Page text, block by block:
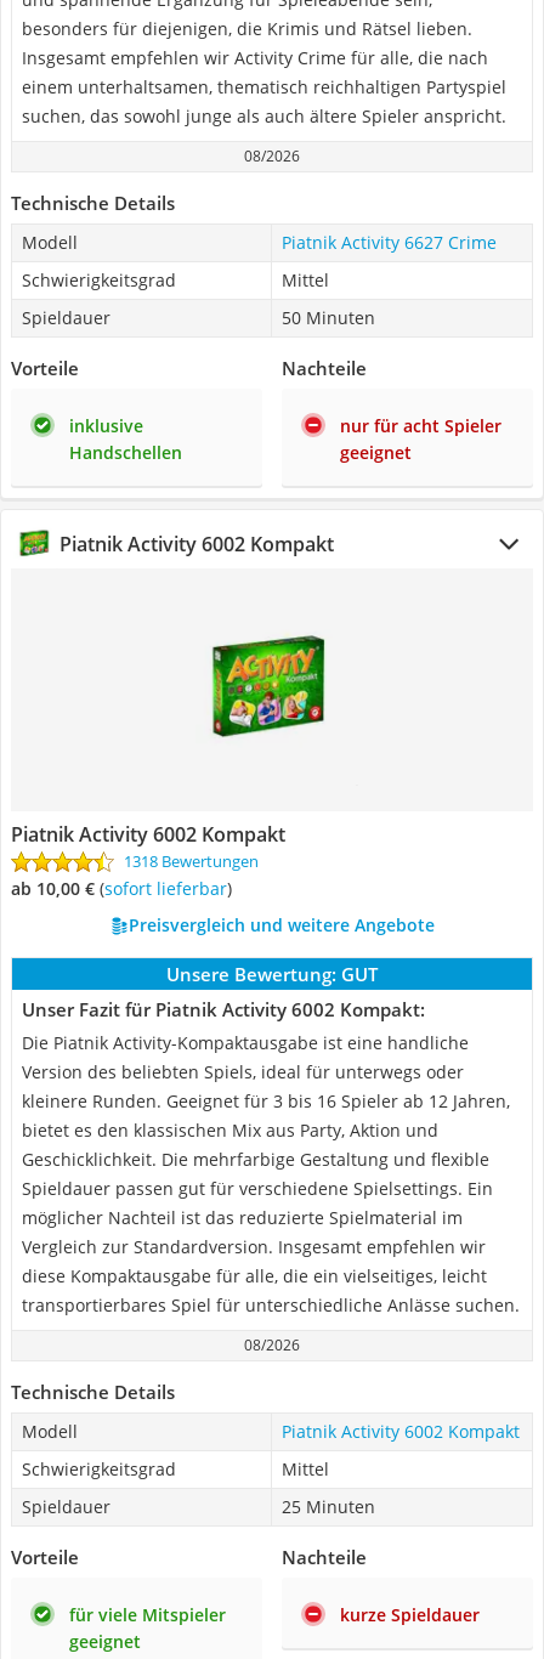
besonders für diejenigen, die Krimis und Rätsel lieben.
Insgesamt empfehlen wir Activity Crime für alle, die nach
einem unterhaltsamen, thematisch reichhaltigen Partyspiel
suchen, das sowohl junge als auch ältere Spieler anspricht.
08/2026
Technische Details
Modell
Piatnik Activity 6627 Crime
Schwierigkeitsgrad
Mittel
Spieldauer
50 Minuten
Vorteile
inklusive
Handschellen
Nachteile
nur für acht Spieler
geeignet
Piatnik Activity 6002 Kompakt
Piatnik Activity 6002 Kompakt
1318 Bewertungen
ab 10,00 € ( Sofort lieferbar)
Preisvergleich und weitere Angebote
Unsere Bewertung: GUT
Unser Fazit für Piatnik Activity 6002 Kompakt:
Die Piatnik Activity-Kompaktausgabe ist eine handliche
Version des beliebten Spiels, ideal für unterwegs oder
kleinere Runden. Geeignet für 3 bis 16 Spieler ab 12 Jahren,
bietet es den klassischen Mix aus Party, Aktion und
Geschicklichkeit. Die mehrfarbige Gestaltung und flexible
Spieldauer passen gut für verschiedene Spielsettings. Ein
möglicher Nachteil ist das reduzierte Spielmaterial im
Vergleich zur Standardversion. Insgesamt empfehlen wir
diese Kompaktausgabe für alle, die ein vielseitiges, leicht
transportierbares Spiel für unterschiedliche Anlässe suchen.
08/2026
Technische Details
Modell
Piatnik Activity 6002 Kompakt
Schwierigkeitsgrad
Mittel
Spieldauer
25 Minuten
Vorteile
für viele Mitspieler
geeignet
Nachteile
kurze Spieldauer